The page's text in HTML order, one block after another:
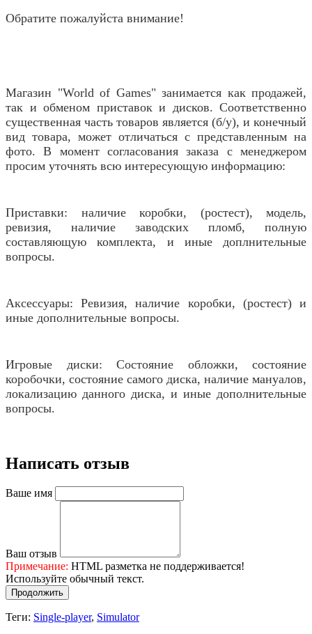
Обратите пожалуйста внимание!
Магазин "World of Games" занимается как продажей,
так и обменом приставок и дисков. Соответственно
существенная часть товаров является (б/у), и конечный
вид товара, может отличаться с представленным на
фото. В момент согласования заказа с менеджером
просим уточнять всю интересующую информацию:
Приставки: наличие коробки, (ростест), модель,
ревизия, наличие заводских пломб, полную
составляющую комплекта, и иные доплнительные
вопросы.
Аксессуары: Ревизия, наличие коробки, (ростест) и
иные дополнительные вопросы.
Игровые диски: Состояние обложки, состояние
коробочки, состояние самого диска, наличие мануалов,
локализацию данного диска, и иные дополнительные
вопросы.
Написать отзыв
Ваше имя
Ваш отзыв
Примечание: HTML разметка не поддерживается!
Используйте обычный текст.
Продолжить
Теги: Single-player, Simulator